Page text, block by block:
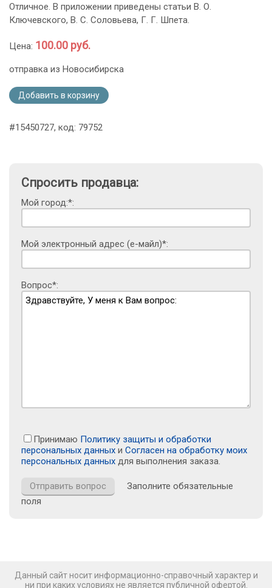
Отличное. В приложении приведены статьи В. О.
Ключевского, В. С. Соловьева, Г. Г. Шпета.
Цена: 100.00 руб.
отправка из Новосибирска
Добавить в корзину
#15450727, код: 79752
Спросить продавца:
Мой город:*:
Мой электронный адрес (е-майл)*:
Вопрос*:
Принимаю Политику защиты и обработки
персональных данных и Согласен на обработку моих
персональных данных для выполнения заказа.
Заполните обязательные
поля
Данный сайт носит информационно-справочный характер и
ни при каких условиях не является публичной офертой.